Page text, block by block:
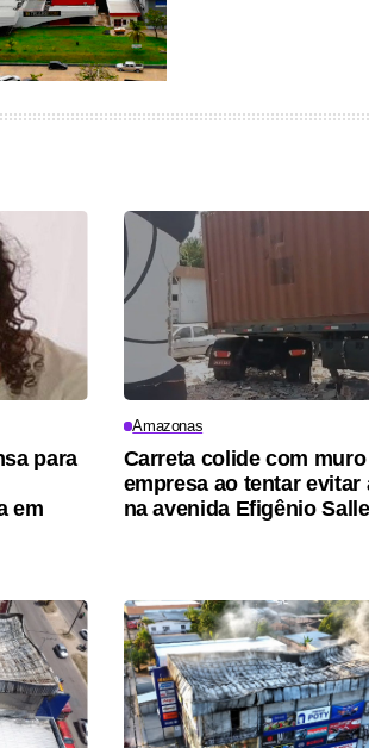
para
em
Amazonas
Carreta colide com
empresa ao tentar evitar
na avenida Efigênio